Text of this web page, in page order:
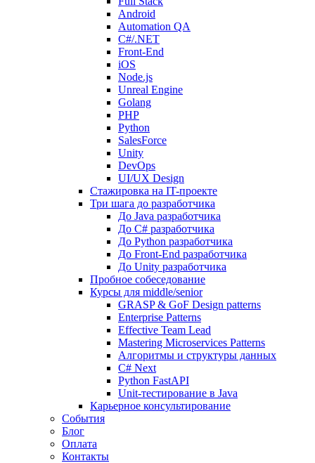
Android
Automation QA
C#/.NET
Front-End
iOS
Node.js
Unreal Engine
Golang
PHP
Python
SalesForce
Unity
DevOps
UI/UX Design
Стажировка на IT-проекте
Три шага до разработчика
До Java разработчика
До C# разработчика
До Python разработчика
До Front-End разработчика
До Unity разработчика
Пробное собеседование
Курсы для middle/senior
GRASP & GoF Design patterns
Enterprise Patterns
Effective Team Lead
Mastering Microservices Patterns
Алгоритмы и структуры данных
C# Next
Python FastAPI
Unit-тестирование в Java
Карьерное консультирование
События
Блог
Оплата
Контакты